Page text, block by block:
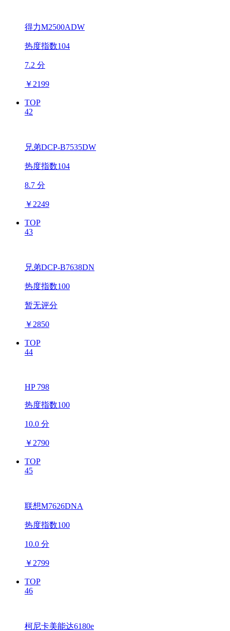
得力M2500ADW
热度指数104
7.2 分
￥ 2199
TOP
42
兄弟DCP-B7535DW
热度指数104
8.7 分
￥ 2249
TOP
43
兄弟DCP-B7638DN
热度指数100
暂无评分
￥ 2850
TOP
44
HP 798
热度指数100
10.0 分
￥ 2790
TOP
45
联想M7626DNA
热度指数100
10.0 分
￥ 2799
TOP
46
柯尼卡美能达6180e